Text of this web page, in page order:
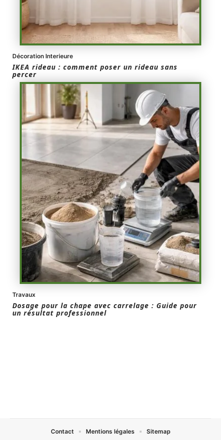
Décoration Interieure
IKEA rideau : comment poser un rideau sans
percer
Travaux
Dosage pour la chape avec carrelage : Guide pour
un résultat professionnel
Contact Mentions légales Sitemap